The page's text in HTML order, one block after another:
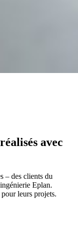
avec
– des clients du
Eplan.
leurs projets.